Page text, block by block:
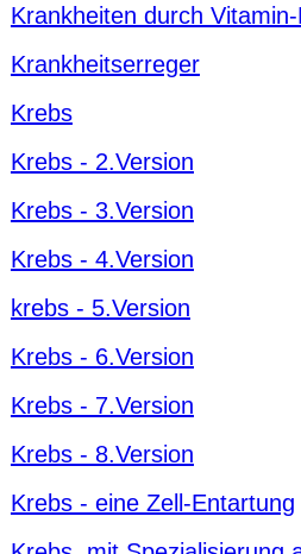
Krankheiten durch
Krankheitserreger
Krebs
Krebs - 2.Version
Krebs - 3.Version
Krebs - 4.Version
krebs - 5.Version
Krebs - 6.Version
Krebs - 7.Version
Krebs - 8.Version
Krebs - eine Zell-Entartung